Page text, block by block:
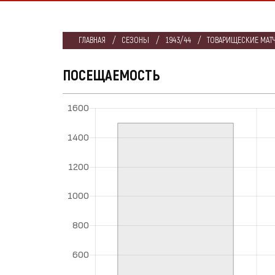
ГЛАВНАЯ СЕЗОНЫ 1943/44 ТОВАРИЩЕСКИЕ
ПОСЕЩАЕМОСТЬ